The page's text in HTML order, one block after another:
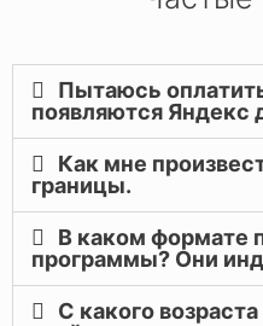
Пытаюсь
появляются Яндекс
Как мне
границы.
В каком формате
программы? Они
С какого